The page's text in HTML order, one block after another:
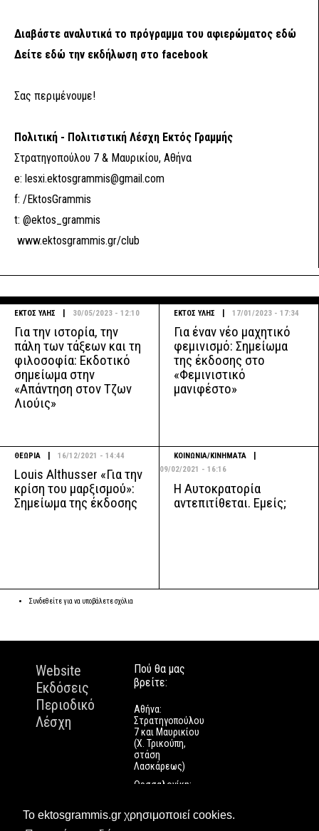
Το ektosgrammis.gr χρησιμοποιεί cookies.
Διαβάστε αναλυτικά το πρόγραμμα του αφιερώματος εδώ
Δείτε εδώ την εκδήλωση στο facebook
Σας περιμένουμε!
Πολιτική - Πολιτιστική Λέσχη Εκτός Γραμμής
Στρατηγοπούλου 7 & Μαυρικίου, Αθήνα
e: lesxi.ektosgrammis@gmail.com
f: /EktosGrammis
t: @ektos_grammis
www.ektosgrammis.gr/club
ΕΚΤΟΣ ΥΛΗΣ | 30/05/2023 - 12:10
Για την ιστορία, την
πάλη των τάξεων και τη
φιλοσοφία: Εκδοτικό
σημείωμα στην
«Απάντηση στον Τζων
Λιούις»
ΕΚΤΟΣ ΥΛΗΣ | 17/01/2023 - 17:34
Για έναν νέο μαχητικό
φεμινισμό: Σημείωμα
της έκδοσης στο
«Φεμινιστικό
μανιφέστο»
ΘΕΩΡΙΑ | 16/12/2021 - 14:44
Louis Althusser «Για την
κρίση του μαρξισμού»:
Σημείωμα της έκδοσης
ΚΟΙΝΩΝΙΑ/ΚΙΝΗΜΑΤΑ |
09/02/2021 - 16:16
Η Αυτοκρατορία
αντεπιτίθεται. Εμείς;
Συνδεθείτεγια να υποβάλετε σχόλια
Website
Εκδόσεις
Περιοδικό
Λέσχη
Πού θα μας
βρείτε:
Αθήνα:
Στρατηγοπούλου
7 και Μαυρικίου
(Χ. Τρικούπη,
στάση
Λασκάρεως)
Θεσσαλονίκη:
Πάτρα: Τριών